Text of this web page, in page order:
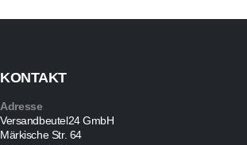
KONTAKT
Adresse
Versandbeutel24 GmbH
Märkische Str. 64